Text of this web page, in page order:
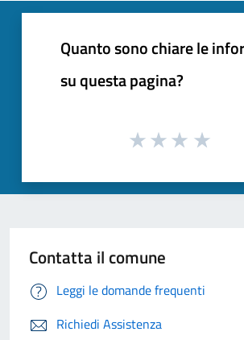
Quanto sono chiare le
su questa pagina?
Contatta il comune
Leggi le domande frequenti
Richiedi Assistenza